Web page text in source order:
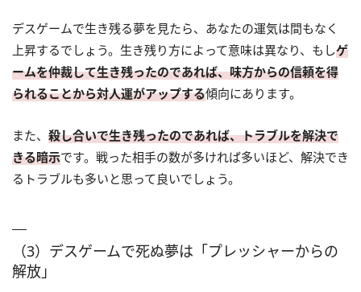
デスゲームで生き残る夢を見たら、あなたの運気は間もなく
上昇するでしょう。生き残り方によって意味は異なり、もしゲ
ームを仲裁して生き残ったのであれば、味方からの信頼を得
られることから対人運がアップする傾向にあります。
また、 殺し合いで生き残ったのであれば、トラブルを解決で
きる暗示です。戦った相手の数が多ければ多いほど、解決でき
るトラブルも多いと思って良いでしょう。
（3）デスゲームで死ぬ夢は「プレッシャーからの
解放」